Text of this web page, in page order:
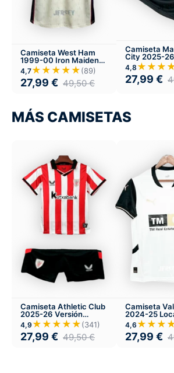
Camiseta West Ham
1999-00 Iron Maiden
Visitante
4,7★★★★★(89)
27,99 € 49,50€
Camiseta
City 2025-
4,8
27,99 €
MÁS CAMISETAS
Camiseta Athletic Club
2025-26 Versión
Infantil Local
4,9 ★★★★★(341)
27,99 € 49,50€
Camiseta
2024-25
4,6
27,99 €